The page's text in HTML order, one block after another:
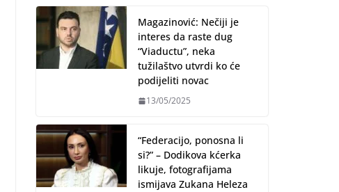
Magazinović: Nečiji je
interes da raste dug
“Viaductu”, neka
tužilaštvo utvrdi ko će
podijeliti novac
13/05/2025
“Federacijo, ponosna li
si?” – Dodikova kćerka
likuje, fotografijama
ismijava Zukana Heleza